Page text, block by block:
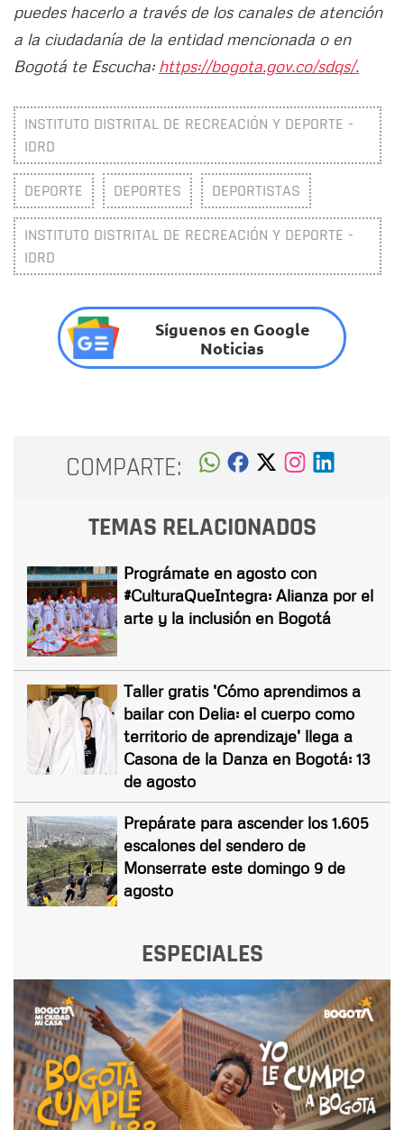
puedes hacerlo a través de los canales de atención
a la ciudadanía de la entidad mencionada o en
Bogotá te Escucha: https://bogota.gov.co/sdqs/.
INSTITUTO DISTRITAL DE RECREACIÓN Y DEPORTE -
IDRD
DEPORTE DEPORTES DEPORTISTAS
INSTITUTO DISTRITAL DE RECREACIÓN Y DEPORTE -
IDRD
Síguenos en Google
Noticias
COMPARTE:
TEMAS RELACIONADOS
Prográmate en agosto con
#CulturaQueIntegra: Alianza por el
arte y la inclusión en Bogotá
Taller gratis 'Cómo aprendimos a
bailar con Delia: el cuerpo como
territorio de aprendizaje' llega a
Casona de la Danza en Bogotá: 13
de agosto
Prepárate para ascender los 1.605
escalones del sendero de
Monserrate este domingo 9 de
agosto
ESPECIALES